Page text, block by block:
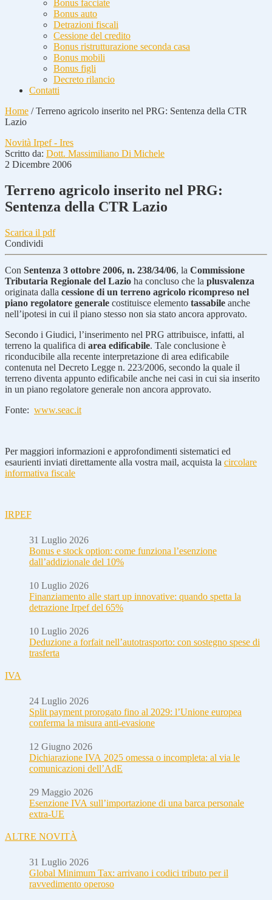
Bonus facciate
Bonus auto
Detrazioni fiscali
Cessione del credito
Bonus ristrutturazione seconda casa
Bonus mobili
Bonus figli
Decreto rilancio
Contatti
Home /Terreno agricolo inserito nel PRG: Sentenza della CTR
Lazio
Novità Irpef - Ires
Scritto da: Dott. Massimiliano Di Michele
2 Dicembre 2006
Terreno agricolo inserito nel PRG:
Sentenza della CTR Lazio
Scarica il pdf
Condividi
Con Sentenza 3 ottobre 2006, n. 238/34/06, la Commissione
Tributaria Regionale del Lazio ha concluso che la plusvalenza
originata dalla cessione di un terreno agricolo ricompreso nel
piano regolatore generale costituisce elemento tassabile anche
nell’ipotesi in cui il piano stesso non sia stato ancora approvato.
Secondo i Giudici, l’inserimento nel PRG attribuisce, infatti, al
terreno la qualifica di area edificabile. Tale conclusione è
riconducibile alla recente interpretazione di area edificabile
contenuta nel Decreto Legge n. 223/2006, secondo la quale il
terreno diventa appunto edificabile anche nei casi in cui sia inserito
in un piano regolatore generale non ancora approvato.
Fonte: www.seac.it
Per maggiori informazioni e approfondimenti sistematici ed
esaurienti inviati direttamente alla vostra mail, acquista la circolare
informativa fiscale
IRPEF
31 Luglio 2026
Bonus e stock option: come funziona l’esenzione
dall’addizionale del 10%
10 Luglio 2026
Finanziamento alle start up innovative: quando spetta la
detrazione Irpef del 65%
10 Luglio 2026
Deduzione a forfait nell’autotrasporto: con sostegno spese di
trasferta
IVA
24 Luglio 2026
Split payment prorogato fino al 2029: l’Unione europea
conferma la misura anti-evasione
12 Giugno 2026
Dichiarazione IVA 2025 omessa o incompleta: al via le
comunicazioni dell’AdE
29 Maggio 2026
Esenzione IVA sull’importazione di una barca personale
extra-UE
ALTRE NOVITÀ
31 Luglio 2026
Global Minimum Tax: arrivano i codici tributo per il
ravvedimento operoso